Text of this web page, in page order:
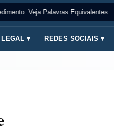
Veja Palavras Equivalentes
LEGAL ▾ REDES SOCIAIS ▾